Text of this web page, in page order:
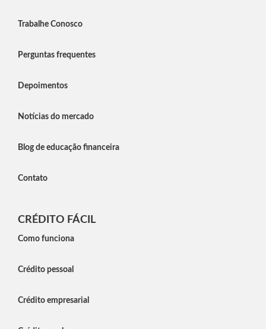
Trabalhe Conosco
Perguntas frequentes
Depoimentos
Notícias do mercado
Blog de educação financeira
Contato
CRÉDITO FÁCIL
Como funciona
Crédito pessoal
Crédito empresarial